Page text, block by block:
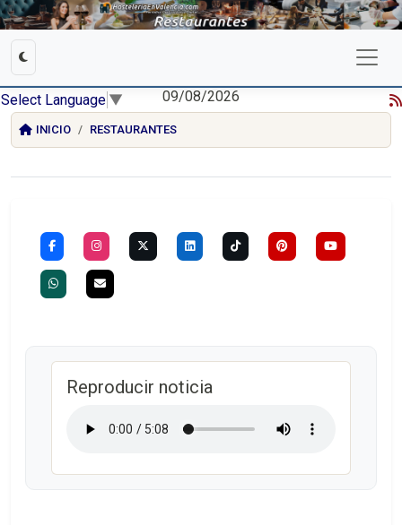
Select Language ▼ 09/08/2026
INICIO RESTAURANTES
Reproducir noticia